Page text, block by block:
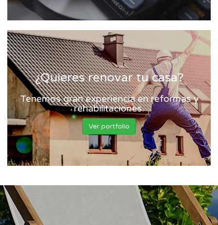
¿Quieres renovar tu casa?
Tenemos gran experiencia en reformas y
rehabilitaciones.
Ver portfolio